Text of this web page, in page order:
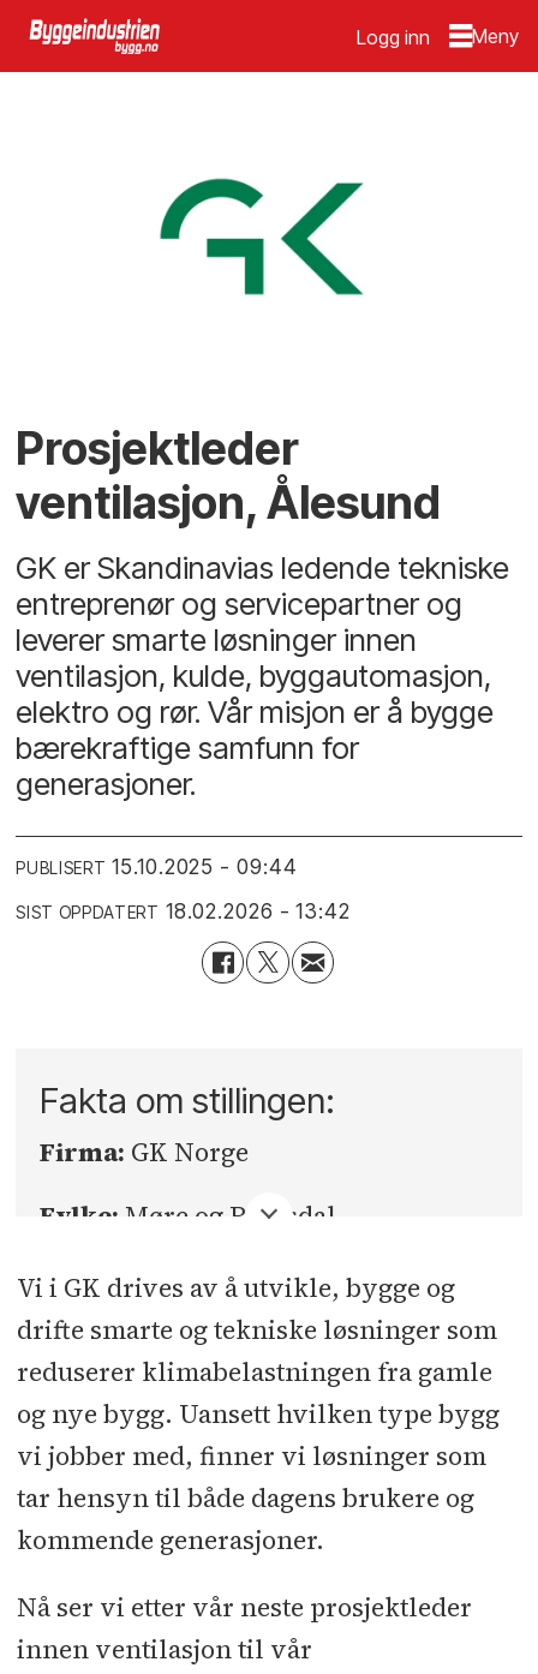
Logg inn
Prosjektleder
ventilasjon, Ålesund
GK er Skandinavias ledende tekniske
entreprenør og servicepartner og
leverer smarte løsninger innen
ventilasjon, kulde, byggautomasjon,
elektro og rør. Vår misjon er å bygge
bærekraftige samfunn for
generasjoner.
PUBLISERT 15.10.2025 - 09:44
SIST OPPDATERT 18.02.2026 - 13:42
Fakta om stillingen:
Firma: GK Norge
Fylke: Møre og Romsdal
Sted: Ålesund
Søknadsfrist: 01.03.2026
Vi i GK drives av å utvikle, bygge og
drifte smarte og tekniske løsninger som
reduserer klimabelastningen fra gamle
og nye bygg. Uansett hvilken type bygg
vi jobber med, finner vi løsninger som
tar hensyn til både dagens brukere og
kommende generasjoner.
Nå ser vi etter vår neste prosjektleder
innen ventilasjon til vår